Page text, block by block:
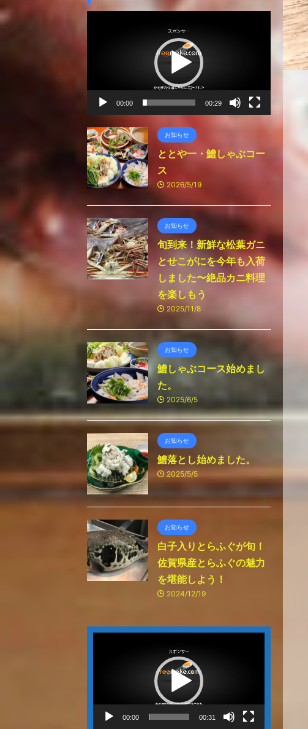
00:00 00:29
お知らせ
ととや一・鱧しゃぶコー
ス
2026/5/19
お知らせ
旬到来！新鮮な松葉ガニ
とせこがにを今年も入荷
しました〜絶品カニ料理
を楽しもう
2025/11/8
お知らせ
鱧しゃぶコース始めまし
た。
2025/6/5
お知らせ
鱧落とし始めました。
2025/5/5
お知らせ
白子入りとらふぐが旬！
佐賀県産とらふぐの魅力
を堪能しよう！
2024/12/19
ヤ
00:00 00:31